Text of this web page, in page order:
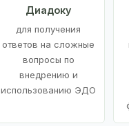
Диадоку
для получения
ответов на сложные
вопросы по
внедрению и
использованию ЭДО